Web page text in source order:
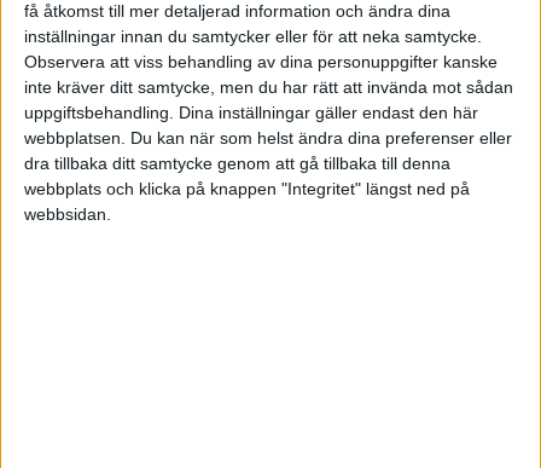
få åtkomst till mer detaljerad information och ändra dina
inställningar innan du samtycker eller för att neka samtycke.
Observera att viss behandling av dina personuppgifter kanske
inte kräver ditt samtycke, men du har rätt att invända mot sådan
uppgiftsbehandling. Dina inställningar gäller endast den här
webbplatsen. Du kan när som helst ändra dina preferenser eller
dra tillbaka ditt samtycke genom att gå tillbaka till denna
webbplats och klicka på knappen "Integritet" längst ned på
webbsidan.
Jonathan
2010-02-20 10:38
Starta AB. "Köp" allt från HB med 0kr i vinst. Men
lämpligast sätter du dig ner och pratar med den